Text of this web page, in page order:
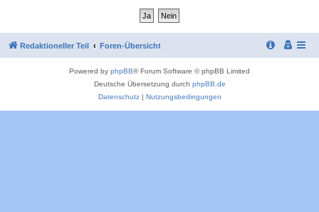
Redaktioneller Teil Foren-Übersicht
Powered by phpBB® Forum Software © phpBB Limited
Deutsche Übersetzung durch phpBB.de
Datenschutz| Nutzungsbedingungen